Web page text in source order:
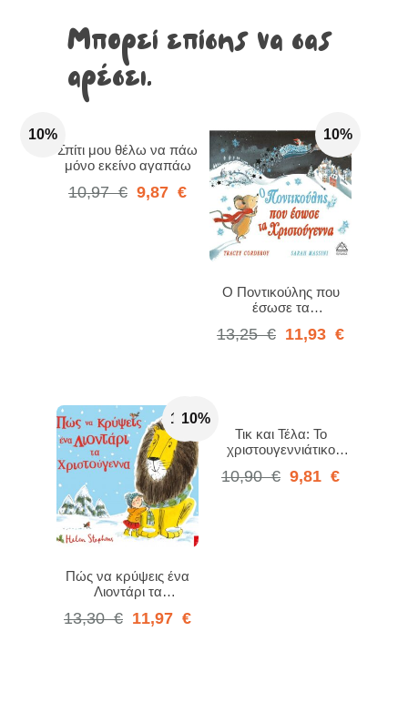
Μπορεί επίσης να σας
αρέσει…
10%
Σπίτι μου θέλω να πάω
μόνο εκείνο αγαπάω
10,97 € 9,87 €
10%
Ο Ποντικούλης που
έσωσε τα
13,25 € 11,93 €
10%
Πώς να κρύψεις ένα
Λιοντάρι τα
13,30 € 11,97 €
10%
Τικ και Τέλα: Το
χριστουγεννιάτικο
10,90 € 9,81 €